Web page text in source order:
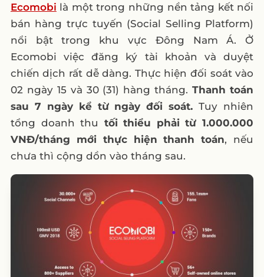
Ecomobi là một trong những nền tảng kết nối
bán hàng trực tuyến (Social Selling Platform)
nổi bật trong khu vực Đông Nam Á. Ở
Ecomobi việc đăng ký tài khoản và duyệt
chiến dịch rất dễ dàng. Thực hiện đối soát vào
02 ngày 15 và 30 (31) hàng tháng.Thanh toán
sau 7 ngày kể từ ngày đối soát. Tuy nhiên
tổng doanh thu tối thiểu phải từ 1.000.000
VNĐ/tháng mới thực hiện thanh toán, nếu
chưa thì cộng dồn vào tháng sau.